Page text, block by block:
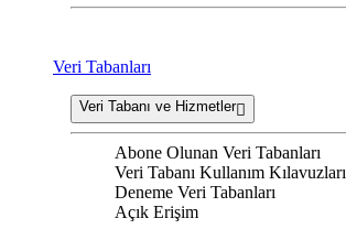
Veri Tabanları
Veri Tabanı ve Hizmetler
Abone Olunan Veri Tabanları
Veri Tabanı Kullanım Kılavuzları
Deneme Veri Tabanları
Açık Erişim